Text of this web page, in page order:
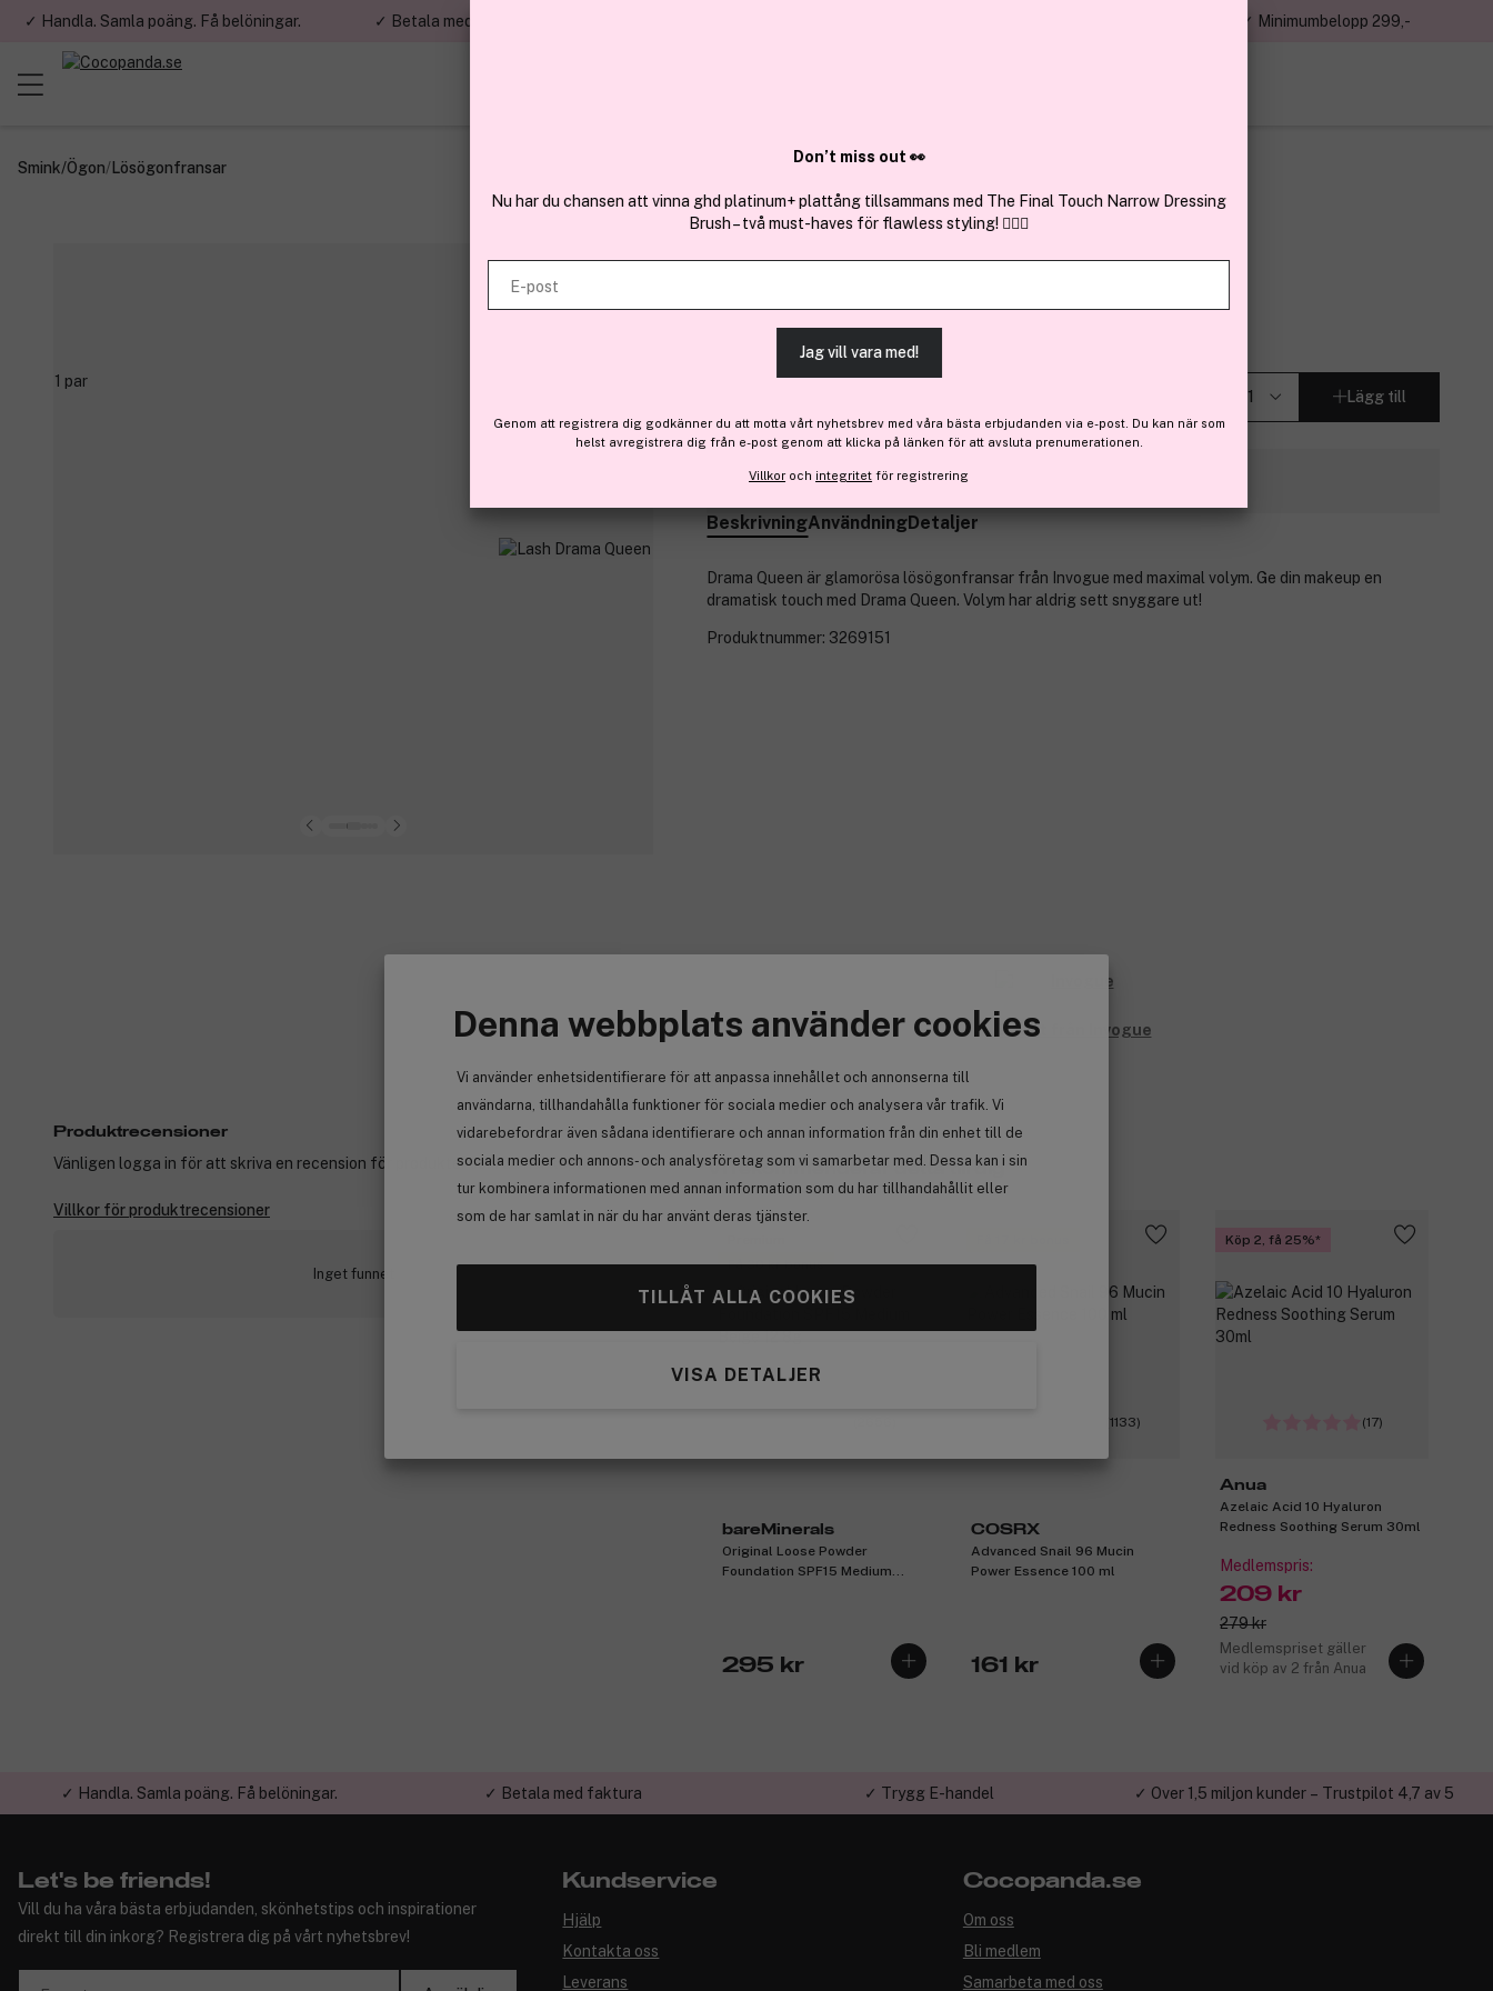
Denna webbplats använder cookies
Vi använder enhetsidentifierare för att anpassa innehållet och annonserna till
användarna, tillhandahålla funktioner för sociala medier och analysera vår trafik. Vi
vidarebefordrar även sådana identifierare och annan information från din enhet till de
sociala medier och annons- och analysföretag som vi samarbetar med. Dessa kan i sin
tur kombinera informationen med annan information som du har tillhandahållit eller
som de har samlat in när du har använt deras tjänster.
TILLÅT ALLA COOKIES
VISA DETALJER
✓ Handla. Samla poäng. Få belöningar. ✓ Betala med faktura ✓ Minimumbelopp 299,-
Smink/Ögon/Lösögonfransar
Invogue
Lash Drama Queen 1 par
58 kr Lägg till
Finns online
BeskrivningAnvändningDetaljer
Drama Queen är glamorösa lösögonfransar från Invogue med maximal volym. Ge din makeup en
dramatisk touch med Drama Queen. Volym har aldrig sett snyggare ut!
Produktnummer: 3269151
Se allt från Invogue
Vi rekommenderar detta till dig
Få 30 kr bonus
bareMinerals
Original Loose Powder
Foundation SPF15 Medium
295 kr
(1133)
COSRX
Advanced Snail 96 Mucin
Power Essence 100 ml
161 kr
Köp 2, få 25%
(17)
Anua
Azelaic Acid 10 Hyaluron
Redness Soothing Serum 30ml
Medlemspris:
209 kr
279 kr
Medlemspriset gäller
vid köp av 2 från Anua
Produktrecensioner
Vänligen logga in för att skriva en recension för produkter som du har köpt.
Villkor för produktrecensioner
Inget funnet
✓ Handla. Samla poäng. Få belöningar. ✓ Betala med faktura ✓ Trygg E-handel ✓ Över 1,5 miljon kunder – Trustpilot 4,7 av 5
Let's be friends!
Vill du ha våra bästa erbjudanden, skönhetstips och inspirationer
direkt till din inkorg? Registrera dig på vårt nyhetsbrev!
Kundservice
Hjälp
Kontakta oss
Leverans
Cocopanda.se
Om oss
Bli medlem
Samarbeta med oss
Don’t miss out 👀
Nu har du chansen att vinna ghd platinum+ plattång tillsammans med The Final Touch Narrow Dressing
Brush – två must-haves för flawless styling! 💇‍♀️✨
Jag vill vara med!
Genom att registrera dig godkänner du att motta vårt nyhetsbrev med våra bästa erbjudanden via e-post. Du kan när som
helst avregistrera dig från e-post genom att klicka på länken för att avsluta prenumerationen.
integritetför registrering